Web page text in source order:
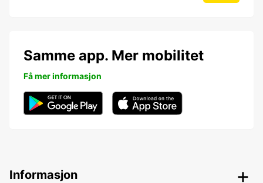
Samme app. Mer mobilitet
Få mer informasjon
Informasjon